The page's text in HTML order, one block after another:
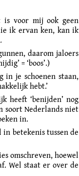
is voor mij ook geen
ik ervan ken, kan ik
daarom jaloers
= ‘boos’.)
in je schoenen staan,
hebt.’
heeft ‘benijden’ nog
soort Nederlands niet
in.
betekenis tussen de
omschreven, hoewel
Wel staat er over de